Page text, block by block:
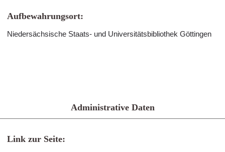
Aufbewahrungsort:
Niedersächsische Staats- und Universitätsbibliothek Göttingen
Administrative Daten
Link zur Seite: